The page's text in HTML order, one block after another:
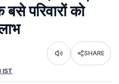
परिवारों को
Listen SHARE
IST